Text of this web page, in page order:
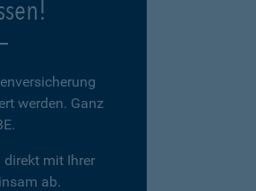
werden. Ganz
direkt mit Ihrer
ab.